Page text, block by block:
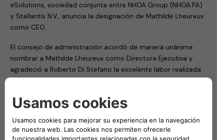
eSolutions, sociedad conjunta entre NHOA Group (NHOA.PA)
y Stellantis N.V., anuncia la designación de Mathilde Lheureux
como CEO.
El consejo de administración acordó de manera unánime
nombrar a Mathilde Lheureux como Directora Ejecutiva y
agradeció a Roberto Di Stefano la excelente labor realizada
Mathilde liderará la compañía para contribuir fuertemente a
la estrategia de electrificaciónDare Forward 2030
de